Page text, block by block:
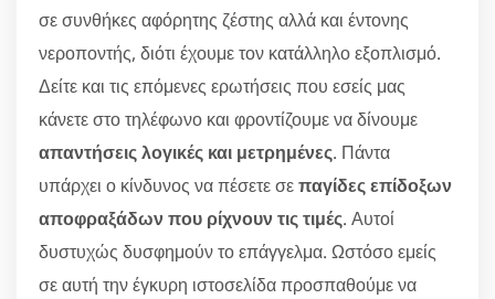
σε συνθήκες αφόρητης ζέστης αλλά και έντονης
νεροποντής, διότι έχουμε τον κατάλληλο εξοπλισμό.
Δείτε και τις επόμενες ερωτήσεις που εσείς μας
κάνετε στο τηλέφωνο και φροντίζουμε να δίνουμε
απαντήσεις λογικές και μετρημένες. Πάντα
υπάρχει ο κίνδυνος να πέσετε σεπαγίδες επίδοξων
αποφραξάδων που ρίχνουν τις τιμές. Αυτοί
δυστυχώς δυσφημούν το επάγγελμα. Ωστόσο εμείς
σε αυτή την έγκυρη ιστοσελίδα προσπαθούμε να